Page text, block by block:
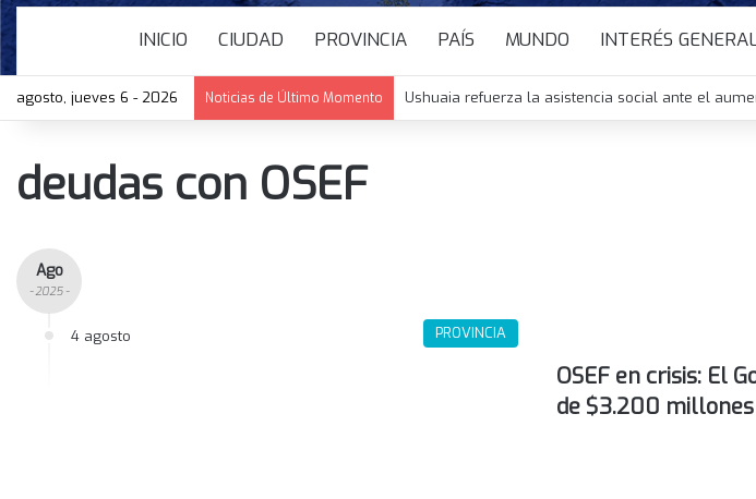
INICIO CIUDAD PROVINCIA PAÍS MUNDO INTERÉS
agosto, jueves 6 - 2026 Noticias de Último Momento Ushuaia refuerza la asistencia social ante el
deudas con OSEF
Ago
- 2025 -
4 agosto PROVINCIA
OSEF en crisis: El
de $3.200